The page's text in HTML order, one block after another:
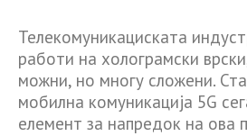
Телекомуникациската
работи на холограмски
можни, но многу сложени.
мобилна комуникација 5G
елемент за напредок на ова